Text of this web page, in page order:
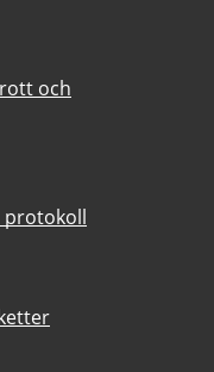
och
protokoll